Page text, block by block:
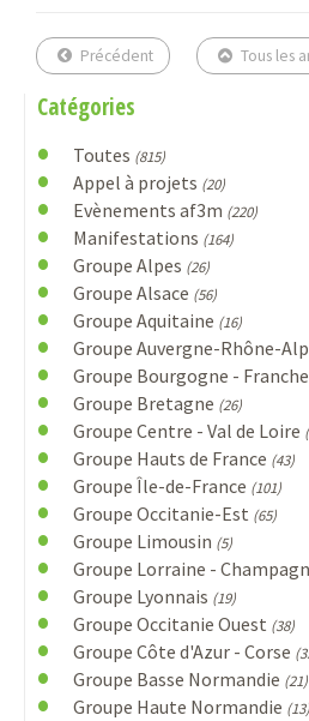
Précédent Tous les
Catégories
Toutes (815)
Appel à projets (20)
Evènements af3m (220)
Manifestations (164)
Groupe Alpes (26)
Groupe Alsace (56)
Groupe Aquitaine (16)
Groupe Auvergne-Rhône-
Groupe Bourgogne -
Groupe Bretagne (26)
Groupe Centre - Val de Loire
Groupe Hauts de France (43)
Groupe Île-de-France (101)
Groupe Occitanie-Est (65)
Groupe Limousin (5)
Groupe Lorraine -
Groupe Lyonnais (19)
Groupe Occitanie Ouest (38)
Groupe Côte d'Azur - Corse
Groupe Basse Normandie (21)
Groupe Haute Normandie (13)